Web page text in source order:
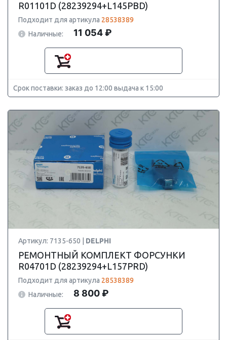
R01101D (28239294+L145PBD)
Подходит для артикула 28538389
Наличные:
11 054 ₽
Срок поставки: заказ до 12:00 выдача к 15:00
Артикул: 7135-650 | DELPHI
РЕМОНТНЫЙ КОМПЛЕКТ ФОРСУНКИ
R04701D (28239294+L157PRD)
Подходит для артикула 28538389
Наличные:
8 800 ₽